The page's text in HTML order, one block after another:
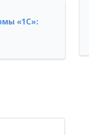
«1С»: